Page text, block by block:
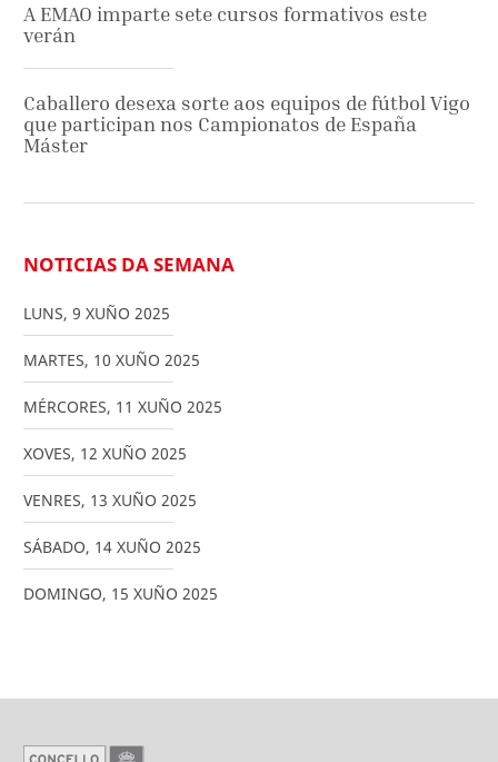
A EMAO imparte sete cursos formativos este
verán
Caballero desexa sorte aos equipos de fútbol Vigo
que participan nos Campionatos de España
Máster
NOTICIAS DA SEMANA
LUNS, 9 XUÑO 2025
MARTES, 10 XUÑO 2025
MÉRCORES, 11 XUÑO 2025
XOVES, 12 XUÑO 2025
VENRES, 13 XUÑO 2025
SÁBADO, 14 XUÑO 2025
DOMINGO, 15 XUÑO 2025